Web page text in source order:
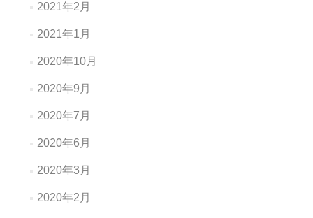
2021年2月
2021年1月
2020年10月
2020年9月
2020年7月
2020年6月
2020年3月
2020年2月